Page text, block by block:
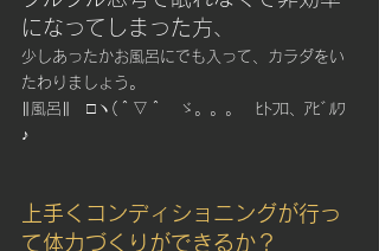
になってしまった方、
少しあったかお風呂にでも入って、カラダをい
たわりましょう。
∥風呂∥　□ヽ(＾▽＾　ゞ。。。　ﾋﾄﾌﾛ、ｱﾋﾞﾙﾜ
♪
上手くコンディショニングが行っ
て体力づくりができるか？